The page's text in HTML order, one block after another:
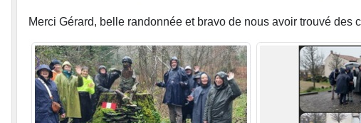
Merci Gérard, belle randonnée et bravo de nous avoir trouvé